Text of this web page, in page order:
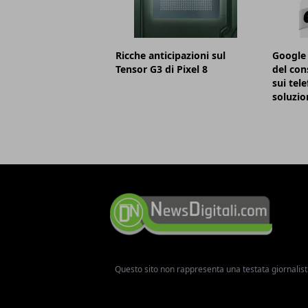
Ricche anticipazioni sul
Tensor G3 di Pixel 8
del
sui
Questo sito non rappresenta una testata